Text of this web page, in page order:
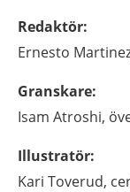
Redaktör:
Ernesto
Granskare:
Isam Atroshi,
Illustratör:
Kari Toverud,